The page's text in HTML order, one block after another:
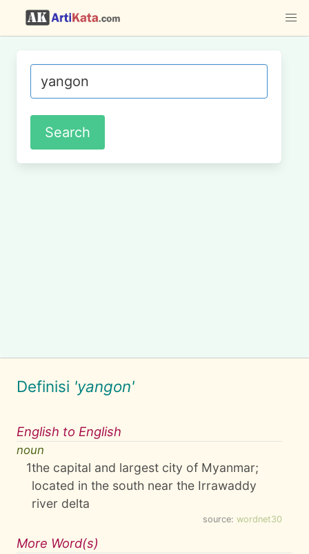
Definisi 'yangon'
English to English
noun
1the capital and largest city of Myanmar;
located in the south near the Irrawaddy
river delta
source: wordnet30
More Word(s)